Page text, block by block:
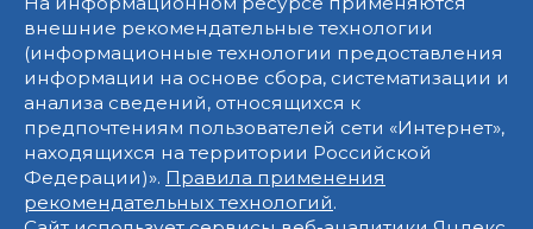
внешние рекомендательные технологии
(информационные технологии предоставления
информации на основе сбора, систематизации и
анализа сведений, относящихся к
предпочтениям пользователей сети «Интернет»,
находящихся на территории Российской
Федерации)». Правила применения
рекомендательных технологий.